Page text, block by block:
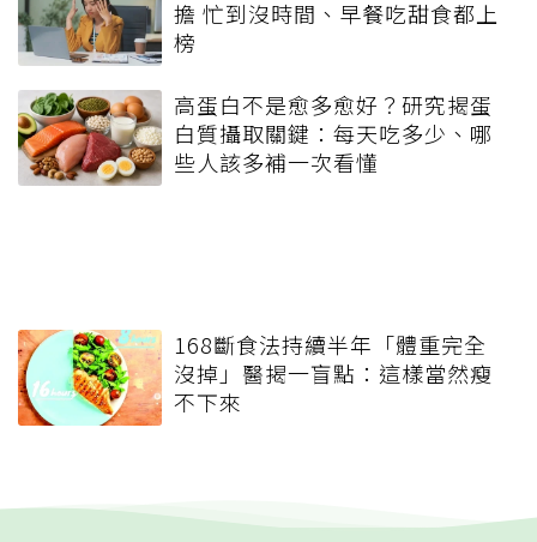
擔 忙到沒時間、早餐吃甜食都上
榜
高蛋白不是愈多愈好？研究揭蛋
白質攝取關鍵：每天吃多少、哪
些人該多補一次看懂
168斷食法持續半年「體重完全
沒掉」醫揭一盲點：這樣當然瘦
不下來